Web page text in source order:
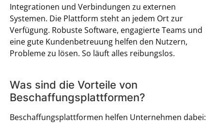
Integrationen und Verbindungen zu externen
Systemen. Die Plattform steht an jedem Ort zur
Verfügung. Robuste Software, engagierte Teams und
eine gute Kundenbetreuung helfen den Nutzern,
Probleme zu lösen. So läuft alles reibungslos.
Was sind die Vorteile von
Beschaffungsplattformen?
Beschaffungsplattformen helfen Unternehmen dabei: